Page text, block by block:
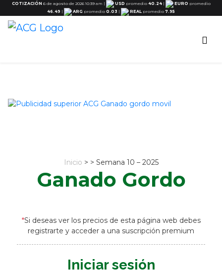
COTIZACIÓN 6 de agosto de 2026 10:39 am | USD promedio 40.24 | EURO promedio
46.49 | ARG promedio 0.03 | REAL promedio 7.95
Inicio > > Semana 10 – 2025
Ganado Gordo
*Si deseas ver los precios de esta página web debes
registrarte y acceder a una suscripción premium
Iniciar sesión